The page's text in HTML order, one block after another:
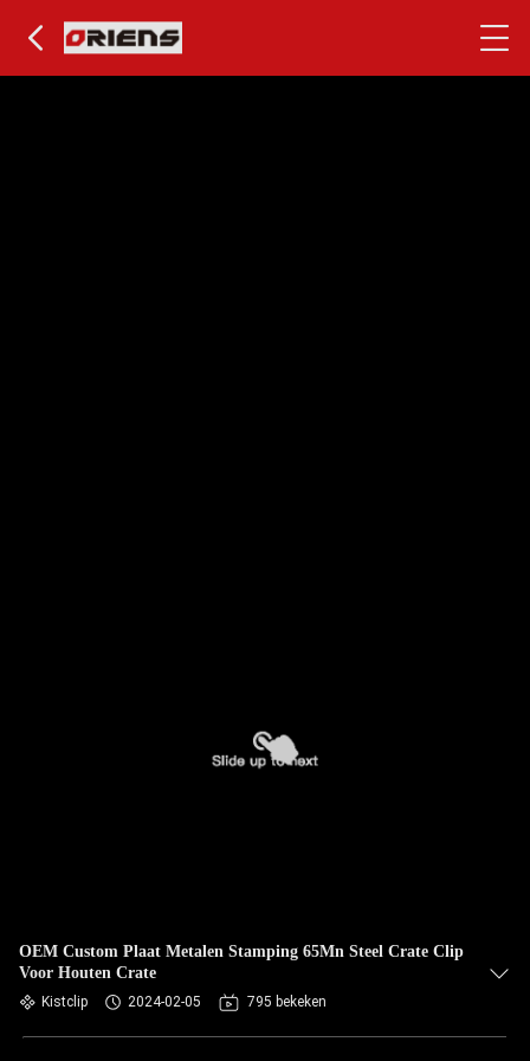
OEM Custom Plaat Metalen Stamping 65Mn Steel Crate Clip
Voor Houten Crate
Kistclip 2024-02-05 795 bekeken